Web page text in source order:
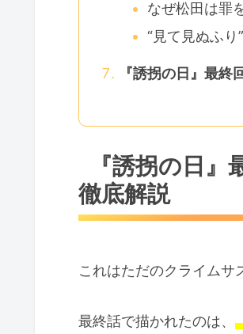
なぜ松田は罪
“見て見ぬふ
『誘拐の日』最
『誘拐の日
徹底解説
これはただのクライムサ
最終話で描かれたのは、